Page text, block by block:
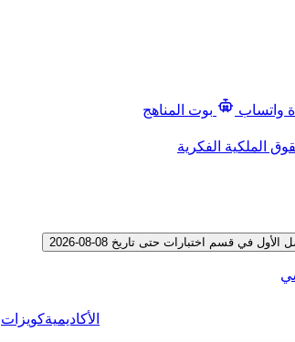
واتساب
بوت المناهج
الملكية الفكرية
قسم اختبارات حتى تاريخ 08-08-2026
الأكاديميةكويزات